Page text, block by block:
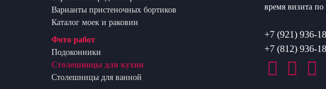
Варианты пристеночных бортиков
Каталог моек и раковин
Фото работ
Подоконники
Столешницы для кухни
Столешницы для ванной
время визита по
+7 (921) 936-
+7 (812) 936-